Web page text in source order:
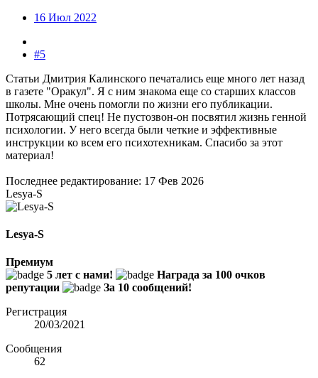
16 Июл 2022
#5
Статьи Дмитрия Калинского печатались еще много лет назад
в газете "Оракул". Я с ним знакома еще со старших классов
школы. Мне очень помогли по жизни его публикации.
Потрясающий спец! Не пустозвон-он посвятил жизнь генной
психологии. У него всегда были четкие и эффективные
инструкции ко всем его психотехникам. Спасибо за этот
материал!
Последнее редактирование: 17 Фев 2026
Lesya-S
Lesya-S
Премиум
5 лет с нами!
Награда за 100 очков
репутации
За 10 сообщений!
Регистрация
20/03/2021
Сообщения
62